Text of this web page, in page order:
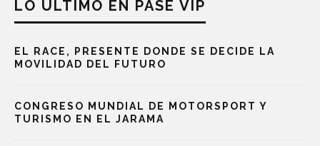
LO ÚLTIMO EN PASE VIP
EL RACE, PRESENTE DONDE SE DECIDE LA
MOVILIDAD DEL FUTURO
CONGRESO MUNDIAL DE MOTORSPORT Y
TURISMO EN EL JARAMA